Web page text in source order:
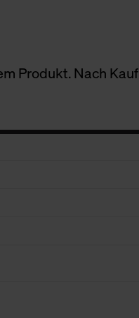
Produkt. Nach